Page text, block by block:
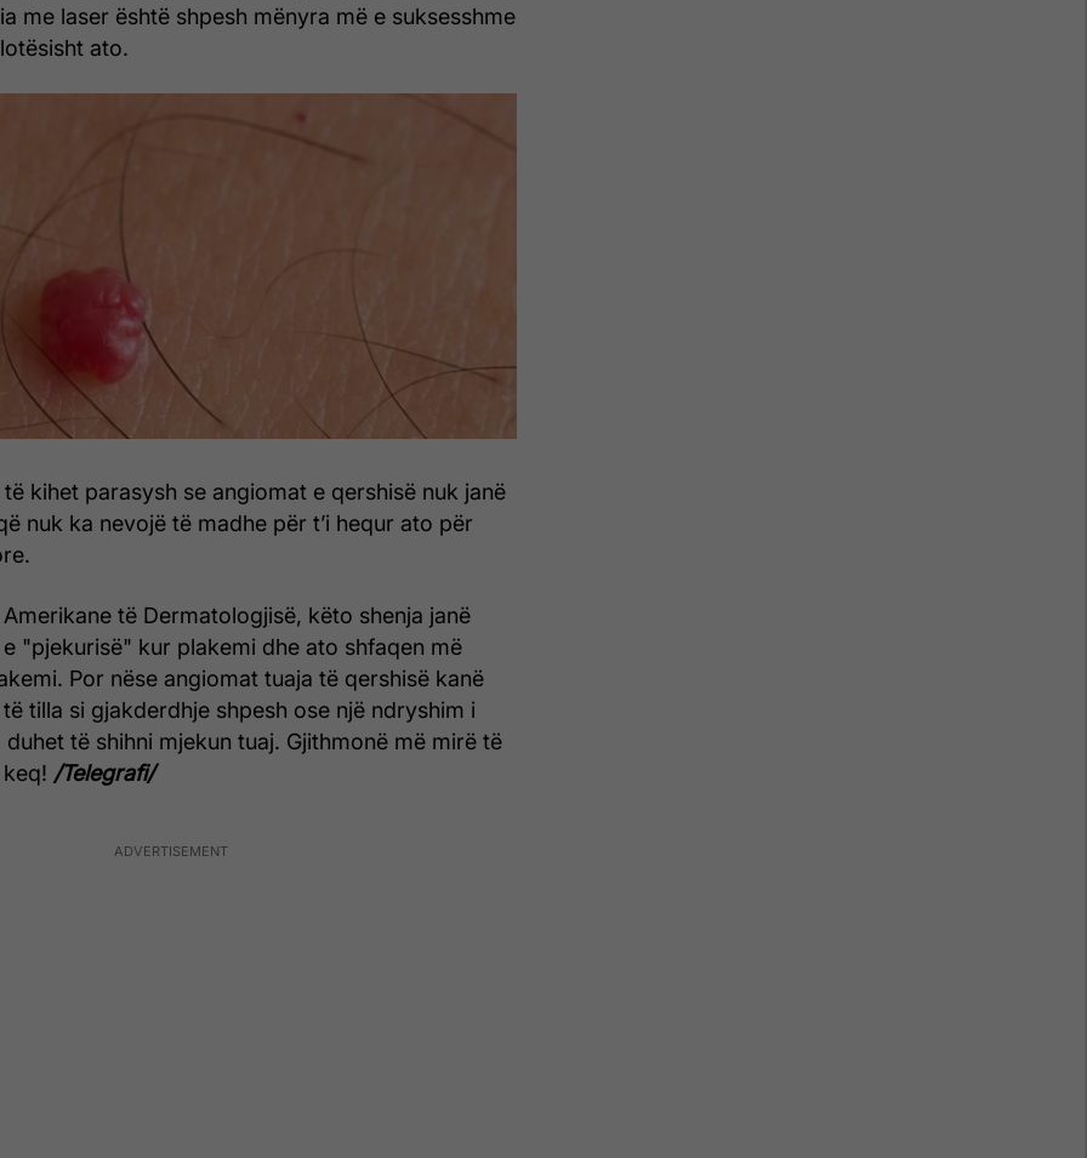
me laser është shpesh mënyra më e suksesshme
ato.
kihet parasysh se angiomat e qershisë nuk janë
nuk ka nevojë të madhe për t’i hequr ato për
të Dermatologjisë, këto shenja janë
"pjekurisë" kur plakemi dhe ato shfaqen më
Por nëse angiomat tuaja të qershisë kanë
tilla si gjakderdhje shpesh ose një ndryshim i
të shihni mjekun tuaj. Gjithmonë më mirë të
/Telegrafi/